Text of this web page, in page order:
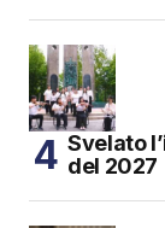
Svelato
del 2027